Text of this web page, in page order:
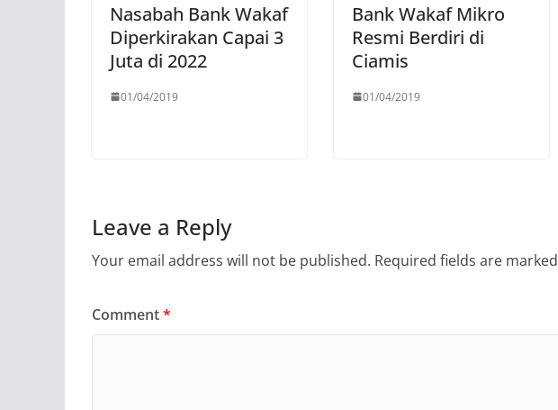
Nasabah Bank Wakaf
Diperkirakan Capai 3
Juta di 2022
01/04/2019
Bank Wakaf Mikro
Resmi Berdiri di
Ciamis
01/04/2019
Leave a Reply
Your email address will not be published. Required fields are marked
Comment*